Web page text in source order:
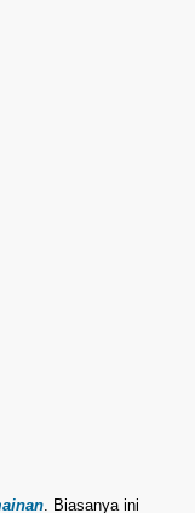
. Biasanya ini